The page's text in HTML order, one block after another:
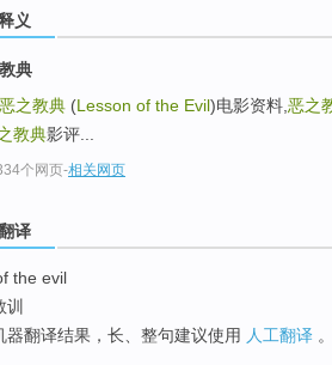
义
典
恶之教典 (Lesson of the Evil)电影资料, 恶之
教典影评...
个网页-相关网页
译
the evil
训
器翻译结果，长、整句建议使用 人工翻译